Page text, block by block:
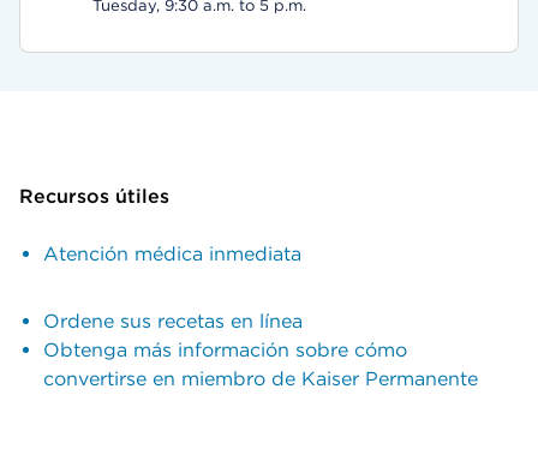
Tuesday, 9:30 a.m. to 5 p.m.
Recursos útiles
Atención médica inmediata
Ordene sus recetas en línea
Obtenga más información sobre cómo
convertirse en miembro de Kaiser Permanente